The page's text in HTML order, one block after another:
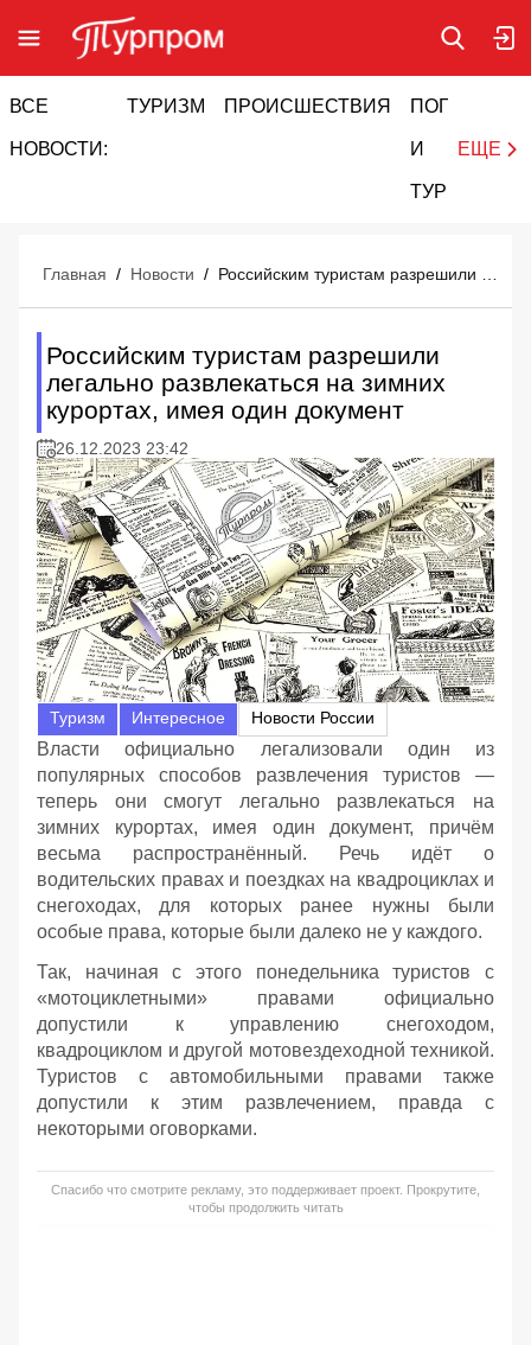
ВСЕ
НОВОСТИ:
ТУРИЗМ ПРОИСШЕСТВИЯ ПОГОДА
И
ТУРИЗМ
ЕЩЕ
Главная / Новости /
Российским туристам разрешили
легально развлекаться на зимних
курортах, имея один документ
26.12.2023 23:42
Туризм Интересное Новости России
Власти официально легализовали один из
популярных способов развлечения туристов —
теперь они смогут легально развлекаться на
зимних курортах, имея один документ, причём
весьма распространённый. Речь идёт о
водительских правах и поездках на квадроциклах и
снегоходах, для которых ранее нужны были
особые права, которые были далеко не у каждого.
Так, начиная с этого понедельника туристов с
«мотоциклетными» правами официально
допустили к управлению снегоходом,
квадроциклом и другой мотовездеходной техникой.
Туристов с автомобильными правами также
допустили к этим развлечением, правда с
некоторыми оговорками.
Спасибо что смотрите рекламу, это поддерживает проект. Прокрутите,
чтобы продолжить читать